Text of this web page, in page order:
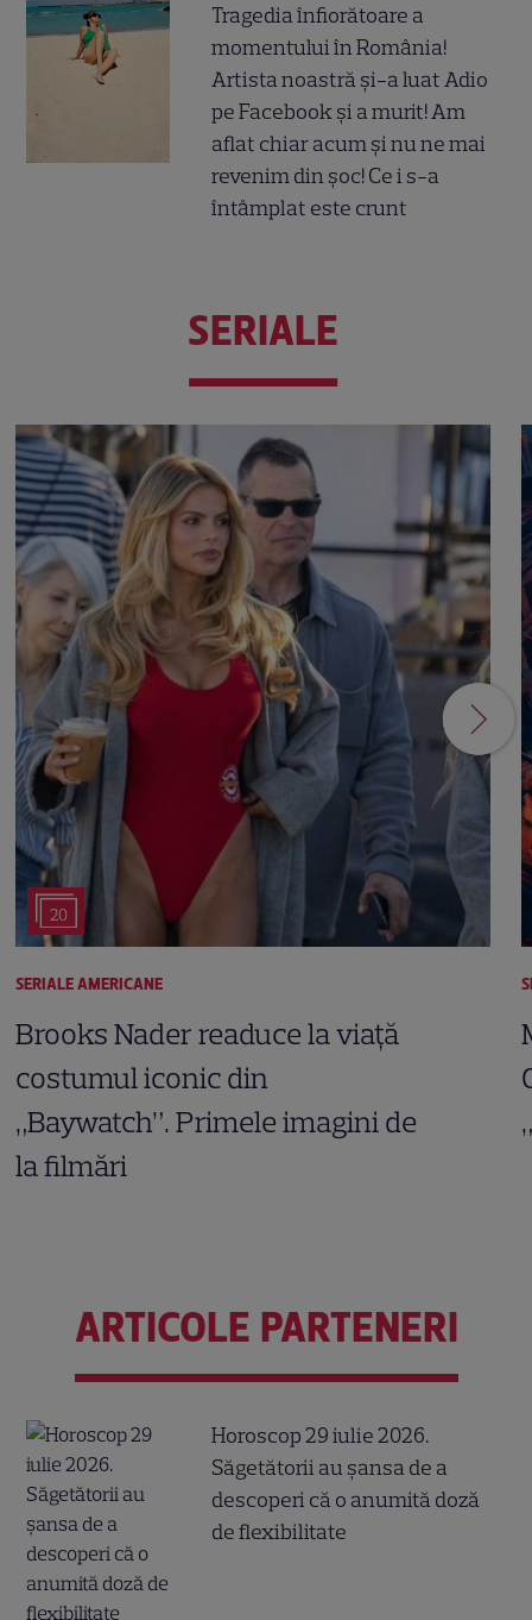
Tragedia înfiorătoare a
momentului în România!
Artista noastră și-a luat Adio
pe Facebook și a murit! Am
aflat chiar acum și nu ne mai
revenim din șoc! Ce i s-a
întâmplat este crunt
SERIALE
20
SERIALE AMERICANE
Brooks Nader readuce la viață
costumul iconic din
„Baywatch”. Primele imagini de
la filmări
ARTICOLE PARTENERI
Horoscop 29 iulie 2026.
Săgetătorii au șansa de a
descoperi că o anumită doză
de flexibilitate